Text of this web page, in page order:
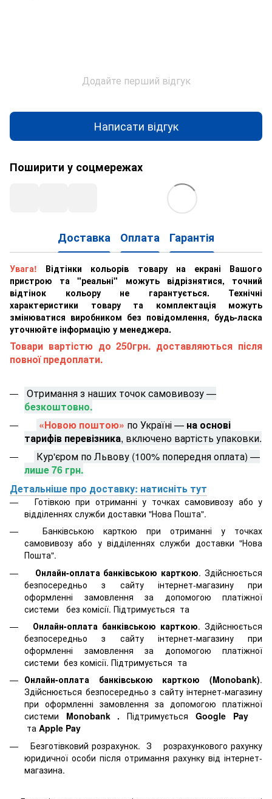
Додайте перший відгук
Написати відгук
Поширити у соцмережах
Доставка Оплата Гарантія
Увага! Відтінки кольорів товару на екрані Вашого
пристрою та "реальні" можуть відрізнятися, точний
відтінок кольору не гарантується. Технічні
характеристики товару та комплектація можуть
змінюватися виробником без повідомлення, будь-ласка
уточнюйте інформацію у менеджера.
Товари вартістю до 250грн. доставляються після
повної предоплати.
Отримання з наших точок самовивозу —
безкоштовно.
«Новою поштою» по Україні — на основі
тарифів перевізника, включено вартість упаковки.
Кур'єром по Львову (100% попередня оплата) —
лише 76 грн.
Детальніше про доставку: натисніть тут
Готівкою при отриманні у точках самовивозу або у
відділеннях служби доставки "Нова Пошта".
Банківською карткою при отриманні у точках
самовивозу або у відділеннях служби доставки "Нова
Пошта".
Онлайн-оплата банківською карткою. Здійснюється
безпосередньо з сайту інтернет-магазину при
оформленні замовлення за допомогою платіжної
системи
без комісії. Підтримується та
Онлайн-оплата банківською карткою. Здійснюється
безпосередньо з сайту інтернет-магазину при
оформленні замовлення за допомогою платіжної
системи без комісії. Підтримується та
Онлайн-оплата банківською карткою (Monobank).
Здійснюється безпосередньо з сайту інтернет-магазину
при оформленні замовлення за допомогою платіжної
системи Monobank .Підтримується Google Pay
та Apple Pay
Безготівковий розрахунок. З розрахункового рахунку
юридичної особи після отримання рахунку від інтернет-
магазина.